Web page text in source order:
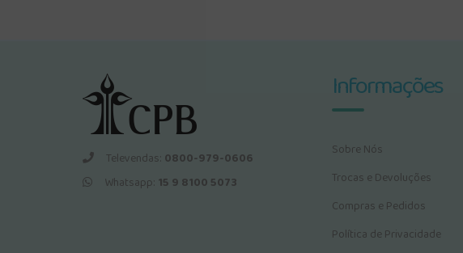
Televendas: 0800-979-0606
Whatsapp: 15 9 8100 5073
Informações
Sobre Nós
Trocas e Devoluções
Compras e Pedidos
Política de Privacidade